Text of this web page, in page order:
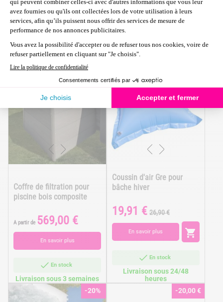
En savoir plus 
Momentanément
indisponible
En savoir plus 
Livraison sous 24/48
Coffre de filtration pour
piscine bois composite
A partir de Prix
569,00 €
En savoir plus
En stock
Livraison sous 3 semaines
Coussin d'air Gre pour
bâche hiver
Prix
19,91 € Prix
base
26,90 €
En savoir plus 
En stock
Livraison sous 24/48
heures
-20% -20,00 €